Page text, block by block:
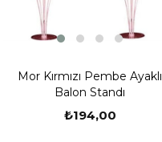
Mor Kırmızı Pembe Ayaklı
Balon Standı
₺194,00